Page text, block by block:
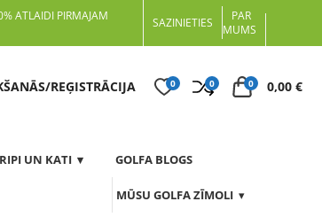
ATLAIDI PIRMAJAM
SAZINIETIES
PAR
MUMS
REĢISTRĀCIJA 0 0 0 0,00 €
UN KATI GOLFA BLOGS
MŪSU GOLFA ZĪMOLI